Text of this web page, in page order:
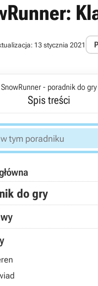
13 stycznia 2021
SnowRunner - poradnik do gry
Spis treści
do gry